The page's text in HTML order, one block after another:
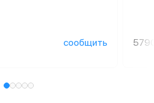
сообщить